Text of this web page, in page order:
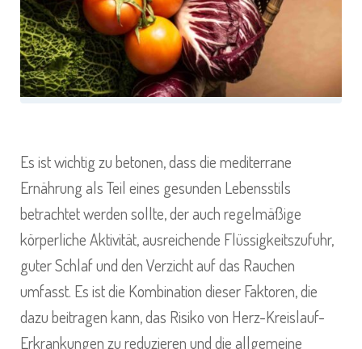
Es ist wichtig zu betonen, dass die mediterrane
Ernährung als Teil eines gesunden Lebensstils
betrachtet werden sollte, der auch regelmäßige
körperliche Aktivität, ausreichende Flüssigkeitszufuhr,
guter Schlaf und den Verzicht auf das Rauchen
umfasst. Es ist die Kombination dieser Faktoren, die
dazu beitragen kann, das Risiko von Herz-Kreislauf-
Erkrankungen zu reduzieren und die allgemeine